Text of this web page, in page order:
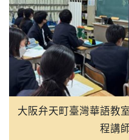
大阪弁天町臺灣華語教
程講